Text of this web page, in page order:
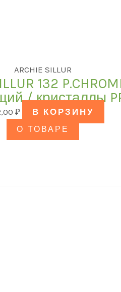
ARCHIE SILLUR
132
/ кристаллы
₽ В КОРЗИНУ
О ТОВАРЕ